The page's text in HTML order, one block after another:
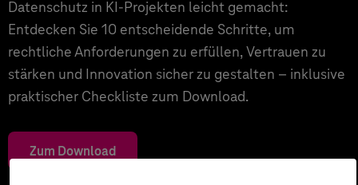
Datenschutz in KI-Projekten leicht gemacht:
Entdecken Sie 10 entscheidende Schritte, um
rechtliche Anforderungen zu erfüllen, Vertrauen zu
stärken und Innovation sicher zu gestalten – inklusive
praktischer Checkliste zum Download.
Zum Download